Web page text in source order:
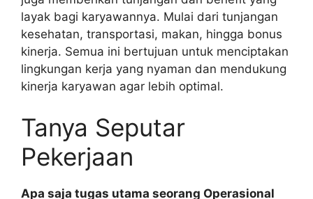
layak bagi karyawannya. Mulai dari tunjangan
kesehatan, transportasi, makan, hingga bonus
kinerja. Semua ini bertujuan untuk menciptakan
lingkungan kerja yang nyaman dan mendukung
kinerja karyawan agar lebih optimal.
Tanya Seputar
Pekerjaan
Apa saja tugas utama seorang Operasional